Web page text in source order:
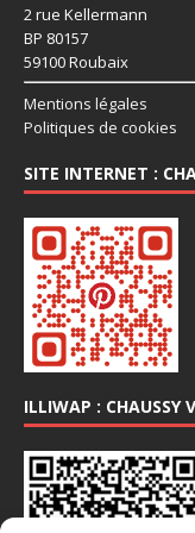
2 rue Kellermann
BP 80157
59100 Roubaix
Mentions légales
Politiques de cookies
SITE INTERNET :
ILLIWAP : CHAUSSY